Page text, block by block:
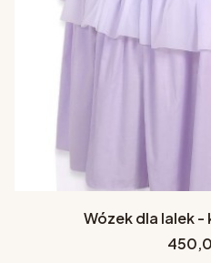
Wózek dla lalek -
Cena